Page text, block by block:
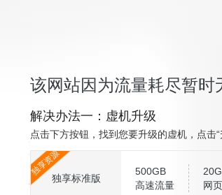
该网站因为流量耗尽暂时
解决办法一：虚机升级
点击下方按钮，找到您要升级的虚机，点击
独享资源
独享标准版
500GB
高速流量
网